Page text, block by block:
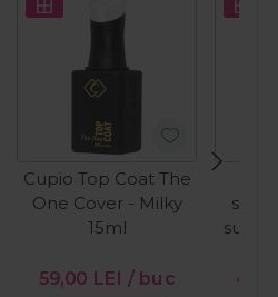
Cupio Top Coat The
One Cover - Milky
15ml
59,00 LEI / buc